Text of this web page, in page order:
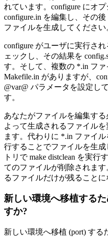
れています。configure にオ
configure.in を編集し、その
ファイルを生成してください
configure がユーザに実行さ
ェックし、その結果を
す。そして、複数の *.in ファ
Makefile.in がありますが、
@var@ パラメータを設定し
す。
あなたがファイルを編集す
よって生成されるファイル
ます。代わりに *.in ファイ
行することでファイルを生
トリで make distclean を実行
てのファイルが削除されま
るファイルだけが残ることに
新しい環境へ移植する
すか?
新しい環境へ移植 (port) す